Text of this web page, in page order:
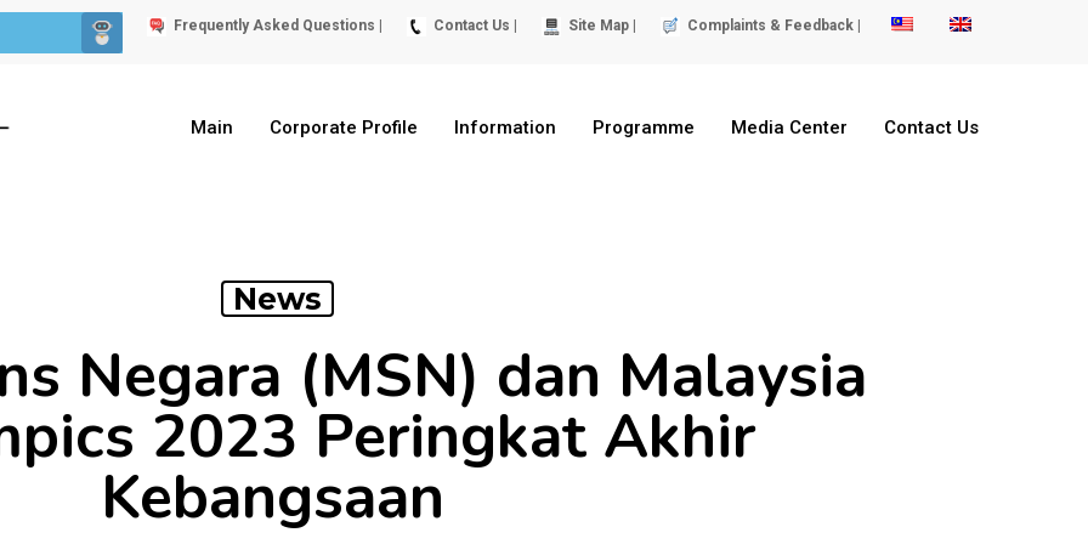
Frequently Asked Questions | Contact Us | Site Map | Complaints & Feedback |
Main Corporate Profile Information Programme Media Center Contact Us
News
Negara (MSN) dan Malaysia
2023 Peringkat Akhir
Kebangsaan